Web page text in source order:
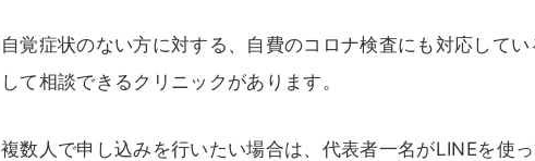
自覚症状のない方に対する、自費のコロナ検査にも対応して
して相談できるクリニックがあります。
複数人で申し込みを行いたい場合は、代表者一名がLINEを使